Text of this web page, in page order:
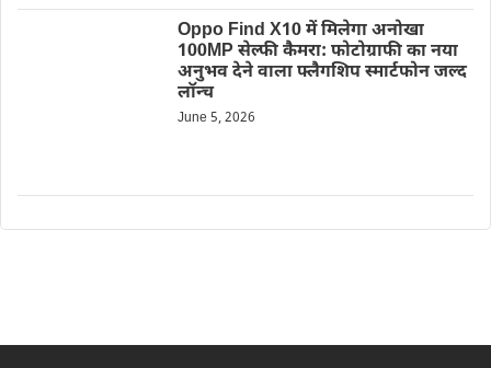
Oppo Find X10 में मिलेगा अनोखा
100MP सेल्फी कैमरा: फोटोग्राफी का नया
अनुभव देने वाला फ्लैगशिप स्मार्टफोन जल्द
लॉन्च
June 5, 2026